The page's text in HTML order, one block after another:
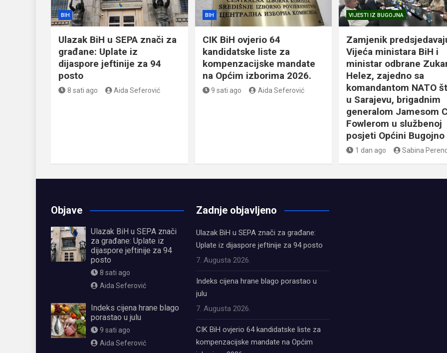
BIH
Ulazak BiH u SEPA znači za
građane: Uplate iz
dijaspore jeftinije za 94
posto
8 sati ago Aida Seferović
BIH
CIK BiH ovjerio 64
kandidatske liste za
kompenzacijske mandate
na Općim izborima 2026.
9 sati ago Aida Seferović
VIJESTI IZ BUGOJNA
Zamjenik
Vijeća ministara BiH i
ministar odbrane
Helez, zajedno sa
komandantom NATO
u Sarajevu, brigadnim
generalom Jamesom
Fowlerom u službenoj
posjeti Općini Bugojno
1 dan ago Sabina
Objave
Ulazak BiH u SEPA znači
za građane: Uplate iz
dijaspore jeftinije za 94
posto
8 sati ago
Aida Seferović
Indeks cijena hrane blago
porastao u julu
9 sati ago
Aida Seferović
Zadnje objavljeno
Ulazak BiH u SEPA znači za građane:
Uplate iz dijaspore jeftinije za 94 posto
7. Augusta 2026.
Indeks cijena hrane blago porastao u
julu
7. Augusta 2026.
CIK BiH ovjerio 64 kandidatske liste za
kompenzacijske mandate na Općim